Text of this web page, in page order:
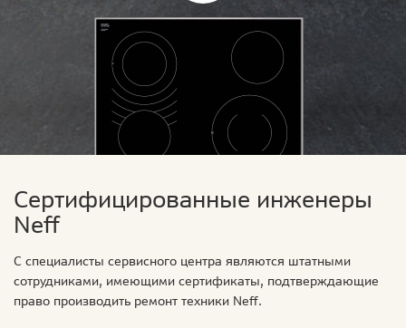
Сертифицированные инженеры
Neff
С специалисты сервисного центра являются штатными
сотрудниками, имеющими сертификаты, подтверждающие
право производить ремонт техники Neff.